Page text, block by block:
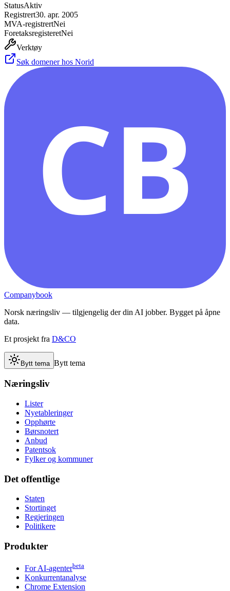
StatusAktiv
Registrert30. apr. 2005
MVA-registrertNei
ForetaksregisteretNei
Verktøy
Søk domener hos Norid
CB
Companybook
Norsk næringsliv — tilgjengelig der din AI jobber. Bygget på åpne
data.
Et prosjekt fra D&CO
Bytt tema Bytt tema
Næringsliv
Lister
Nyetableringer
Opphørte
Børsnotert
Anbud
Patentsok
Fylker og kommuner
Det offentlige
Staten
Stortinget
Regjeringen
Politikere
Produkter
For AI-agenterbeta
Konkurrentanalyse
Chrome Extension